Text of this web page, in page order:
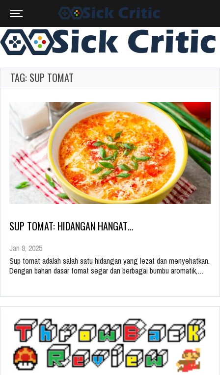
TAG: SUP TOMAT
SUP TOMAT: HIDANGAN HANGAT…
Jan 9, 2025
Sup tomat adalah salah satu hidangan yang lezat dan menyehatkan.
Dengan bahan dasar tomat segar dan berbagai bumbu aromatik,…